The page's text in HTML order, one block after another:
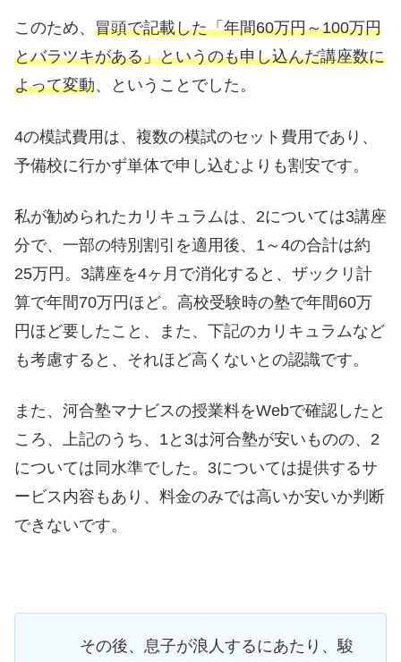
このため、 冒頭で記載した「年間60万円～100万円
とバラツキがある」というのも申し込んだ講座数に
よって変動、ということでした。
4の模試費用は、複数の模試のセット費用であり、
予備校に行かず単体で申し込むよりも割安です。
私が勧められたカリキュラムは、2については3講座
分で、一部の特別割引を適用後、1～4の合計は約
25万円。3講座を4ヶ月で消化すると、ザックリ計
算で年間70万円ほど。高校受験時の塾で年間60万
円ほど要したこと、また、下記のカリキュラムなど
も考慮すると、それほど高くないとの認識です。
また、河合塾マナビスの授業料をWebで確認したと
ころ、上記のうち、1と3は河合塾が安いものの、2
については同水準でした。3については提供するサ
ービス内容もあり、料金のみでは高いか安いか判断
できないです。
その後、息子が浪人するにあたり、駿